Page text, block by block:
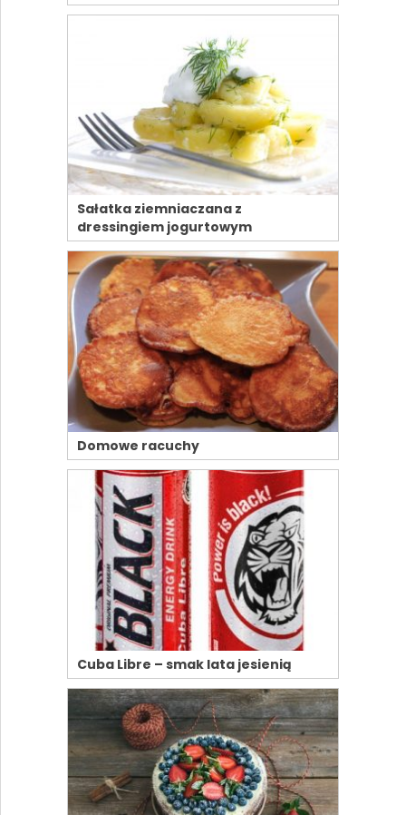
Sałatka ziemniaczana z
dressingiem jogurtowym
Domowe racuchy
Cuba Libre – smak lata jesienią